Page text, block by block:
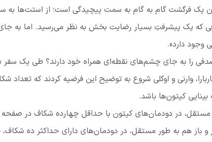
یک فرگشت گام به گام به سمت پیچیدگی است؛ از استت‌ها به
یک پیشرفتِ بسیار رضایت بخش به نظر می‌رسید. اما به
دارد».
صدفی را به جای چشم‌های نقطه‌ای همراه خود دارند؟ طی یک
وارنی و اوکلی شروع به توضیح این فرضیه کردند که تعداد
کیتون‌ها باشد.
در دودمان‌های کیتون با حداقل چهارده شکاف در صفحه
باز هم به طور مستقل، در دودمان‌های دارای حداکثر ده